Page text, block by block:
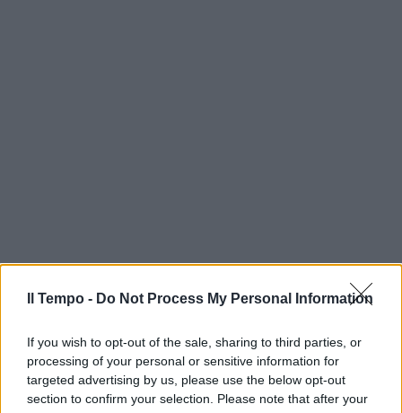
Il Tempo - Do Not Process My Personal Information
If you wish to opt-out of the sale, sharing to third parties, or
processing of your personal or sensitive information for
targeted advertising by us, please use the below opt-out
section to confirm your selection. Please note that after your